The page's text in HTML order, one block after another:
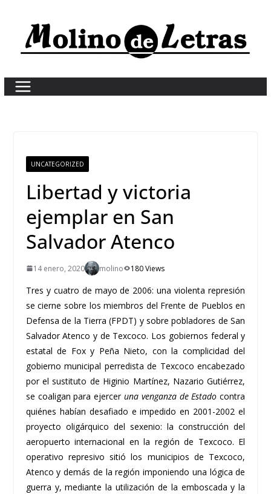
content
UNCATEGORIZED
Libertad y victoria
ejemplar en San
Salvador Atenco
14 enero, 2020 molino 180 Views
Tres y cuatro de mayo de 2006: una violenta represión
se cierne sobre los miembros del Frente de Pueblos en
Defensa de la Tierra (FPDT) y sobre pobladores de San
Salvador Atenco y de Texcoco. Los gobiernos federal y
estatal de Fox y Peña Nieto, con la complicidad del
gobierno municipal perredista de Texcoco encabezado
por el sustituto de Higinio Martínez, Nazario Gutiérrez,
se coaligan para ejercer una venganza de Estado contra
quiénes habían desafiado e impedido en 2001-2002 el
proyecto oligárquico del sexenio: la construcción del
aeropuerto internacional en la región de Texcoco. El
operativo represivo sitió los municipios de Texcoco,
Atenco y demás de la región imponiendo una lógica de
guerra y, mediante la utilización de la emboscada y la